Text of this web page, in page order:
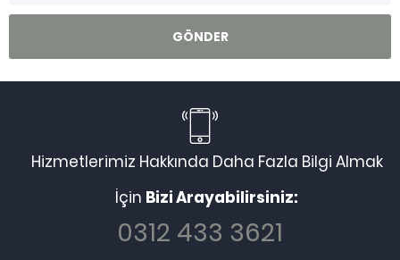
Hizmetlerimiz Hakkında Daha Fazla Bilgi Almak
İçin Bizi Arayabilirsiniz:
0312 433 3621